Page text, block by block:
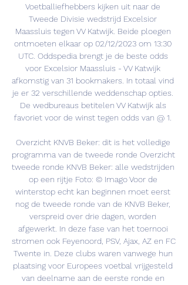
Voetballiefhebbers kijken uit naar de
Tweede Divisie wedstrijd Excelsior
Maassluis tegen VV Katwijk. Beide ploegen
ontmoeten elkaar op 02/12/2023 om 13:30
UTC. Oddspedia brengt je de beste odds
voor Excelsior Maassluis - VV Katwijk
afkomstig van 31 bookmakers. In totaal vind
je er 32 verschillende weddenschap opties.
De wedbureaus betitelen VV Katwijk als
favoriet voor de winst tegen odds van @ 1.
Overzicht KNVB Beker: dit is het volledige
programma van de tweede ronde﻿ Overzicht
tweede ronde KNVB Beker: alle wedstrijden
op een rijtje Foto: © Imago Voor de
winterstop echt kan beginnen moet eerst
nog de tweede ronde van de KNVB Beker,
verspreid over drie dagen, worden
afgewerkt. In deze fase van het toernooi
stromen ook Feyenoord, PSV, Ajax, AZ en FC
Twente in. Deze clubs waren vanwege hun
plaatsing voor Europees voetbal vrijgesteld
van deelname aan de eerste ronde en